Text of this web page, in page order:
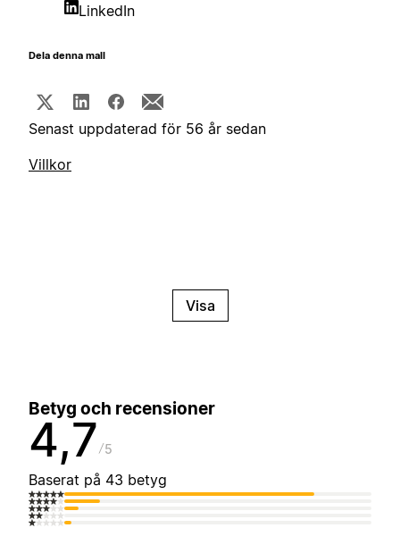
LinkedIn
Dela denna mall
Senast uppdaterad för 56 år sedan
Villkor
Visa
Betyg och recensioner
4,7 5
Baserat på 43 betyg